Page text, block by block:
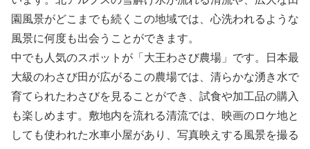
園風景がどこまでも続くこの地域では、心洗われるような
風景に何度も出会うことができます。
中でも人気のスポットが「大王わさび農場」です。日本最
大級のわさび田が広がるこの農場では、清らかな湧き水で
育てられたわさびを見ることができ、試食や加工品の購入
も楽しめます。敷地内を流れる清流では、映画のロケ地と
しても使われた水車小屋があり、写真映えする風景を撮る